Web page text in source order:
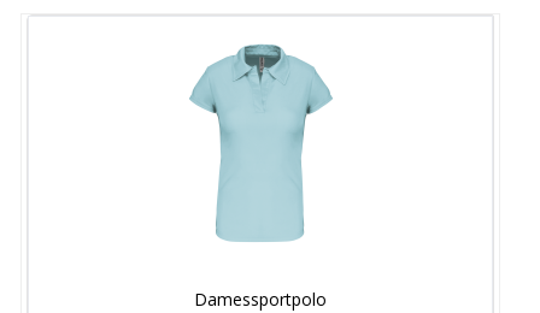
Damessportpolo